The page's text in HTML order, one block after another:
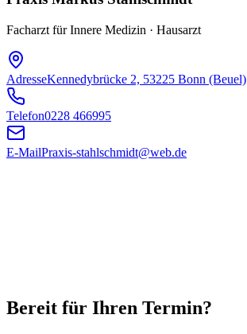
Facharzt für Innere Medizin · Hausarzt
AdresseKennedybrücke 2, 53225 Bonn (Beuel)
Telefon0228 466995
E-MailPraxis-stahlschmidt@web.de
Bereit für Ihren Termin?